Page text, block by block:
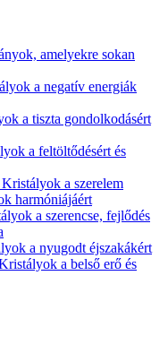
amelyekre sokan
a negatív energiák
a tiszta gondolkodásért
a feltöltődésért és
a szerelem
harmóniájáért
a szerencse, fejlődés
a nyugodt éjszakákért
a belső erő és